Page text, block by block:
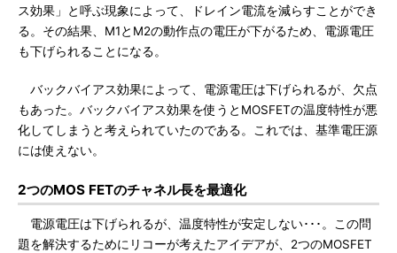
ス効果」と呼ぶ現象によって、ドレイン電流を減らすことができ
る。その結果、M1とM2の動作点の電圧が下がるため、電源電圧
も下げられることになる。
バックバイアス効果によって、電源電圧は下げられるが、欠点
もあった。バックバイアス効果を使うとMOSFETの温度特性が悪
化してしまうと考えられていたのである。これでは、基準電圧源
には使えない。
2つのMOS FETのチャネル長を最適化
電源電圧は下げられるが、温度特性が安定しない･･･。この問
題を解決するためにリコーが考えたアイデアが、2つのMOSFET